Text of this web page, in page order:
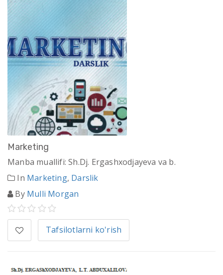
Marketing
Manba muallifi: Sh.Dj. Ergashxodjayeva va b.
In Marketing, Darslik
By Mulli Morgan
Tafsilotlarni ko'rish